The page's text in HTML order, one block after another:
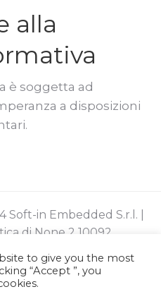
alla
è soggetta ad
a disposizioni
in Embedded S.r.l. |
di None 2 10092
to give you the most
“Accept ”, you